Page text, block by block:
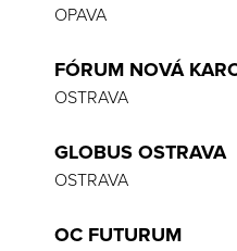
OPAVA
FÓRUM NOVÁ
OSTRAVA
GLOBUS OSTRAVA
OSTRAVA
OC FUTURUM